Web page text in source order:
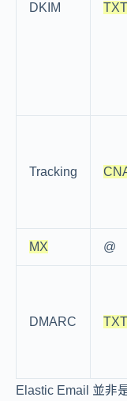
DKIM TXT
Tracking
MX @
DMARC TXT
Elastic Email 並非